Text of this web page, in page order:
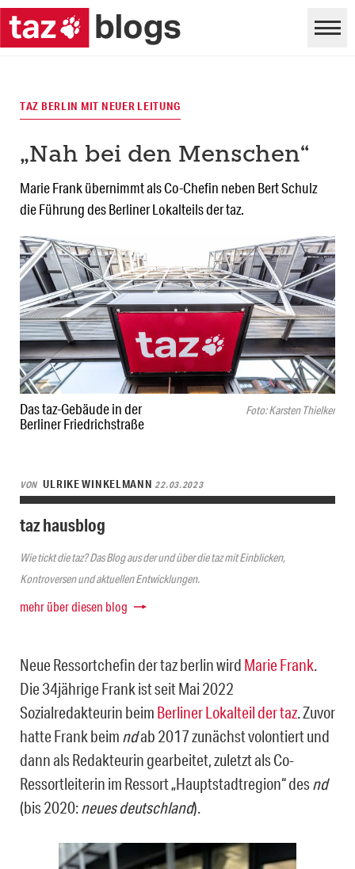
Das taz-Gebäude in der
Berliner Friedrichstraße
Foto: Karsten Thielker
TAZ BERLIN MIT NEUER LEITUNG
„Nah bei den Menschen“
Marie Frank übernimmt als Co-Chefin neben Bert Schulz
die Führung des Berliner Lokalteils der taz.
VON ULRIKE WINKELMANN 22.03.2023
taz hausblog
Wie tickt die taz? Das Blog aus der und über die taz mit Einblicken,
Kontroversen und aktuellen Entwicklungen.
mehr über diesen blog
Neue Ressortchefin der taz berlin wird Marie Frank.
Die 34jährige Frank ist seit Mai 2022
Sozialredakteurin beim Berliner Lokalteil der taz. Zuvor
hatte Frank beim ndab 2017 zunächst volontiert und
dann als Redakteurin gearbeitet, zuletzt als Co-
Ressortleiterin im Ressort „Hauptstadtregion“ desnd
(bis 2020:neues deutschland).